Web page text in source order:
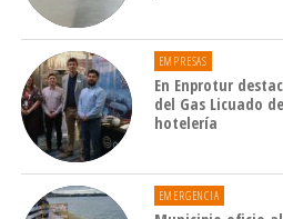
EMPRESAS
En Enprotur
del Gas Licuado
hotelería
EMERGENCIA